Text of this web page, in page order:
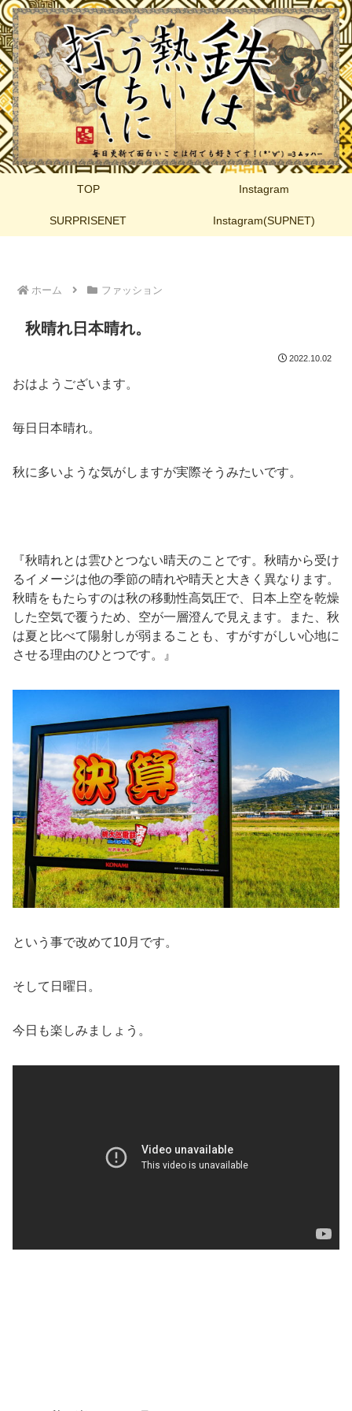
TOP Instagram
SURPRISENET Instagram(SUPNET)
ホーム ファッション
秋晴れ日本晴れ。
2022.10.02
おはようございます。
毎日日本晴れ。
秋に多いような気がしますが実際そうみたいです。
『秋晴れとは雲ひとつない晴天のことです。秋晴から受け
るイメージは他の季節の晴れや晴天と大きく異なります。
秋晴をもたらすのは秋の移動性高気圧で、日本上空を乾燥
した空気で覆うため、空が一層澄んで見えます。また、秋
は夏と比べて陽射しが弱まることも、すがすがしい心地に
させる理由のひとつです。』
という事で改めて10月です。
そして日曜日。
今日も楽しみましょう。